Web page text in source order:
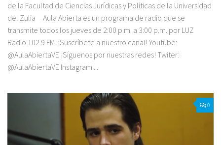
de la Facultad de Ciencias Jurídicas y Políticas de la Universidad
del Zulia Aula Abierta es un programa de radio que se
transmite todos los jueves de 2:00 p.m. a 3:00 p.m. por LUZ
Radio 102.9 FM. ¡Suscríbete a nuestro canal! Youtube:
@AulaAbiertaVE ¡Síguenos por nuestras redes! Twiter:
@AulaAbiertaVE Instagram:...
0